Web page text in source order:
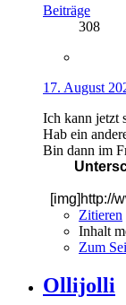
Beiträge
308
17. August
Ich kann jetzt
Hab ein
Bin dann im
[img]http://
Zitieren
Inhalt
Zum
Ollijolli